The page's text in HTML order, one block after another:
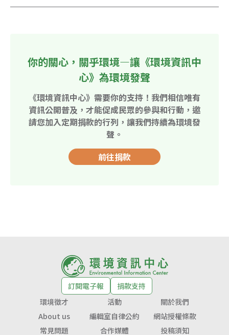
你的關心，關乎環境—讓《環境資訊中
心》為環境發聲
《環境資訊中心》需要你的支持！我們相信唯有
資訊公開普及，才能促成民眾的參與和行動，邀
請您加入定期捐款的行列，讓我們持續為環境發
聲。
前往捐款
訂閱電子報
捐款支持
環境徵才
活動
關於我們
About us
編輯室自律公約
網站授權條款
常見問題
合作媒體 投稿須知